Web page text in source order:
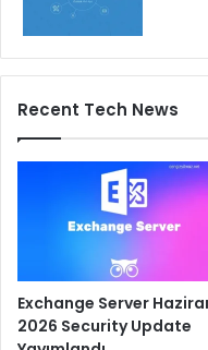
Recent Tech News
Exchange Server
2026 Security Update